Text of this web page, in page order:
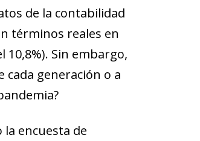
de la contabilidad
términos reales en
10,8%). Sin embargo,
cada generación o a
encuesta de